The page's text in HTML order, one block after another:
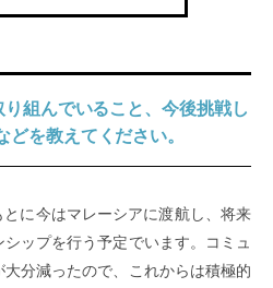
組んでいること、今後挑戦し
どを教えてください。
に今はマレーシアに渡航し、将来
ップを行う予定でいます。コミュ
分減ったので、これからは積極的